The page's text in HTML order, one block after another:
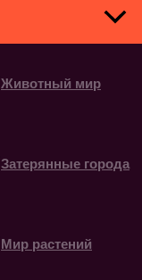
Животный мир
Затерянные города
Мир растений